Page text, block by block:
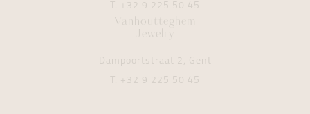
T. +32 9 225 50 45
Vanhoutteghem
Jewelry
Dampoortstraat 2, Gent
T. +32 9 225 50 45